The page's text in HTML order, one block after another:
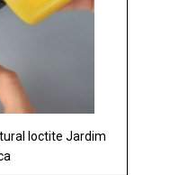
loctite Jardim